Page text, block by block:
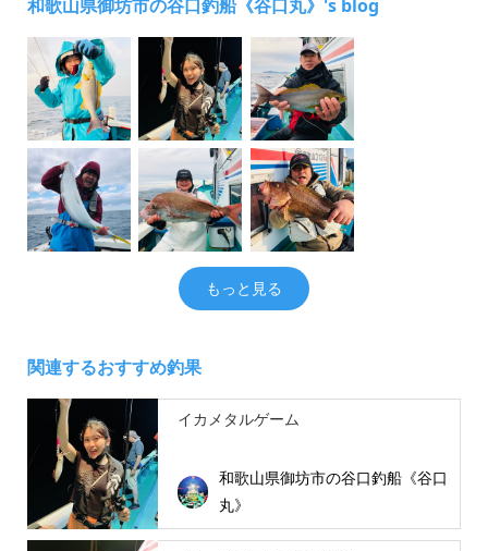
和歌山県御坊市の谷口釣船《谷口丸》's blog
もっと見る
関連するおすすめ釣果
イカメタルゲーム
和歌山県御坊市の谷口釣船《谷口
丸》